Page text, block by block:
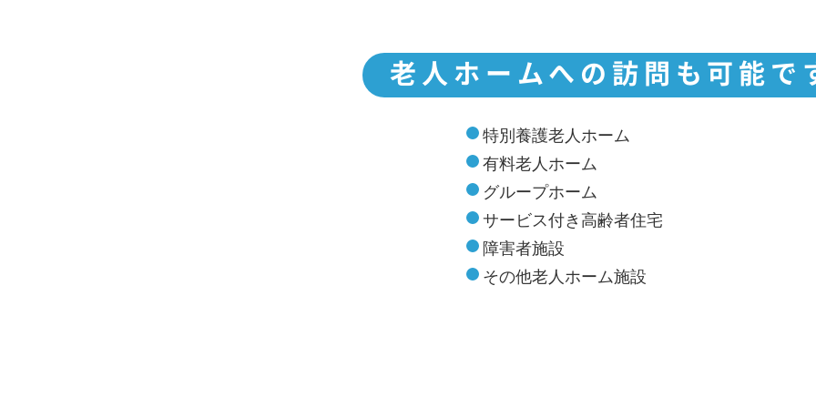
老人ホームへの訪問も可能で
特別養護老人ホーム
有料老人ホーム
グループホーム
サービス付き高齢者住宅
障害者施設
その他老人ホーム施設